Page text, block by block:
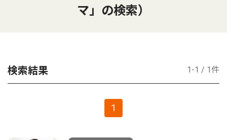
マ」の検索）
検索結果 1-1 / 1件
1